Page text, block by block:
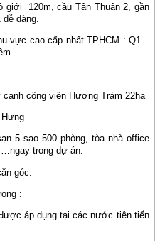
giới
120m, cầu Tân Thuận 2, gần
dàng.
vực cao cấp nhất TPHCM : Q1 –
công viên Hương Tràm 22ha
5 sao 500 phòng, tòa nhà office
trong dự án.
góc.
:
áp dụng tại các nước tiên tiến